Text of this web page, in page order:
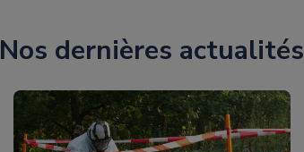
Nos dernières actualités